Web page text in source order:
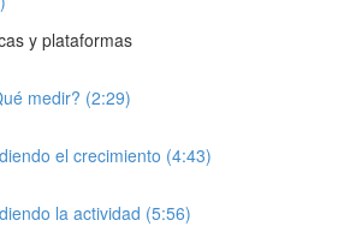
y plataformas
medir? (2:29)
el crecimiento (4:43)
la actividad (5:56)